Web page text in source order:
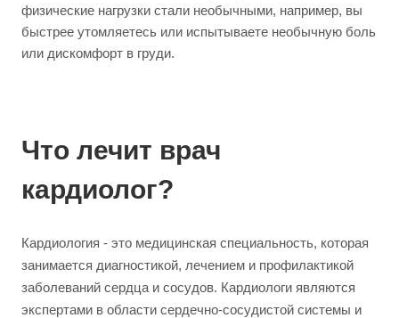
физические нагрузки стали необычными, например, вы
быстрее утомляетесь или испытываете необычную боль
или дискомфорт в груди.
Что лечит врач
кардиолог?
Кардиология - это медицинская специальность, которая
занимается диагностикой, лечением и профилактикой
заболеваний сердца и сосудов. Кардиологи являются
экспертами в области сердечно-сосудистой системы и